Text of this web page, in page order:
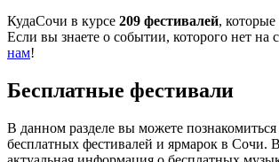
КудаСочи в курсе 209 фестивалей,
Если вы знаете о событии, которого нет на
нам!
Бесплатные фестивали
В данном разделе вы можете
бесплатных фестивалей и ярмарок в Сочи.